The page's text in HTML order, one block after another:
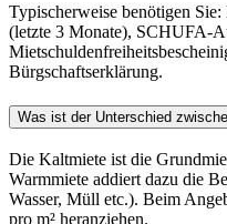
Typischerweise benötigen
(letzte 3 Monate), SCHUFA-
Bürgschaftserklärung.
Was ist der Unterschied
Die Kaltmiete ist die
Warmmiete addiert dazu die
Wasser, Müll etc.). Beim
pro m² heranziehen.